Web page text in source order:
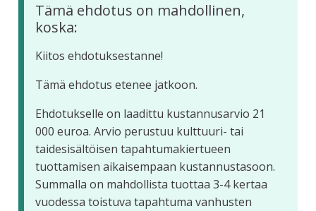
Tämä ehdotus on mahdollinen,
koska:
Kiitos ehdotuksestanne!
Tämä ehdotus etenee jatkoon.
Ehdotukselle on laadittu kustannusarvio 21
000 euroa. Arvio perustuu kulttuuri- tai
taidesisältöisen tapahtumakiertueen
tuottamisen aikaisempaan kustannustasoon.
Summalla on mahdollista tuottaa 3-4 kertaa
vuodessa toistuva tapahtuma vanhusten